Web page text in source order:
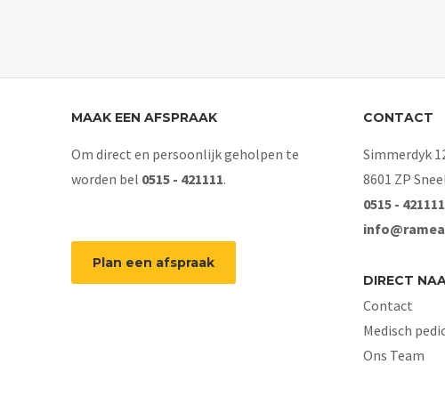
MAAK EEN AFSPRAAK
Om direct en persoonlijk geholpen te
worden bel 0515 - 421111.
Plan een afspraak
CONTACT
Simmerdyk
8601 ZP
0515 - 421111
DIRECT
Contact
Medisch
Ons Team